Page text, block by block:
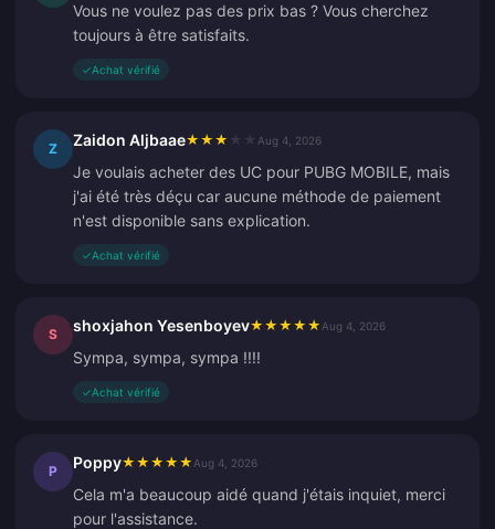
Vous ne voulez pas des prix bas ? Vous cherchez
toujours à être satisfaits.
✓Achat vérifié
Z Zaidon Aljbaae★ ★ ★ Aug 4, 2026
Je voulais acheter des UC pour PUBG MOBILE, mais
j'ai été très déçu car aucune méthode de paiement
n'est disponible sans explication.
✓Achat vérifié
S shoxjahon Yesenboyev★ ★ ★ ★ ★ Aug 4, 2026
Sympa, sympa, sympa !!!!
✓Achat vérifié
P Poppy★ ★ ★ ★ ★ Aug 4, 2026
Cela m'a beaucoup aidé quand j'étais inquiet, merci
pour l'assistance.